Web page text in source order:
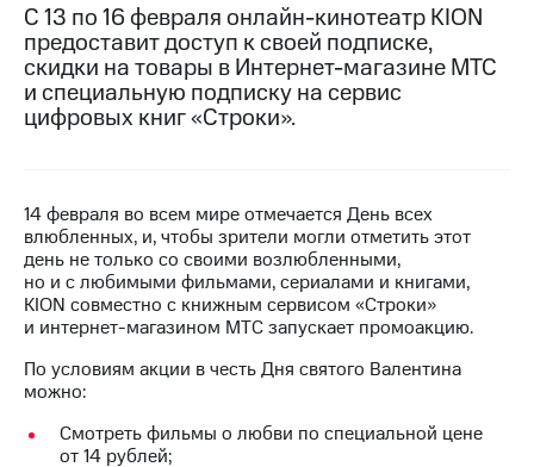
Медиа-центр
Пресс-
релизы
МТС
о технологиях
Интервью
Финансовая
отчетность
Контакты
Пригласить
и акционерам
С 13 по 16 февраля онлайн-кинотеатр KION
предоставит доступ к своей подписке,
скидки на товары в Интернет-магазине МТС
и специальную подписку на сервис
цифровых книг «Строки».
14 февраля во всем мире отмечается День всех
влюбленных, и, чтобы зрители могли отметить этот
день не только со своими возлюбленными,
но и с любимыми фильмами, сериалами и книгами,
KION совместно с книжным сервисом «Строки»
и интернет-магазином МТС запускает промоакцию.
По условиям акции в честь Дня святого Валентина
можно:
Смотреть фильмы о любви по специальной цене
от 14 рублей;